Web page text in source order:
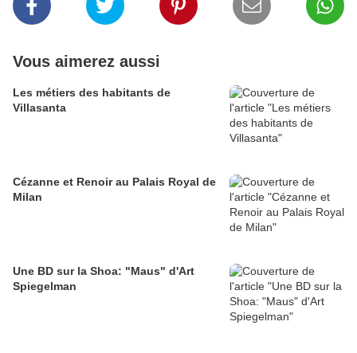
Vous aimerez aussi
Les métiers des habitants de
Villasanta
Cézanne et Renoir au Palais Royal de
Milan
Une BD sur la Shoa: "Maus" d'Art
Spiegelman